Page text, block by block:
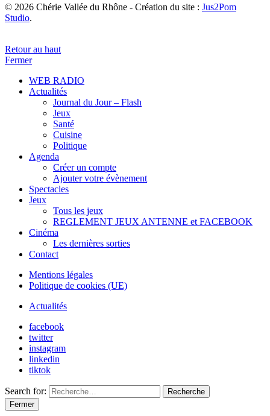
© 2026 Chérie Vallée du Rhône - Création du site : Jus2Pom
Studio.
Retour au haut
Fermer
WEB RADIO
Actualités
Journal du Jour – Flash
Jeux
Santé
Cuisine
Politique
Agenda
Créer un compte
Ajouter votre évènement
Spectacles
Jeux
Tous les jeux
REGLEMENT JEUX ANTENNE et FACEBOOK
Cinéma
Les dernières sorties
Contact
Mentions légales
Politique de cookies (UE)
Actualités
facebook
twitter
instagram
linkedin
tiktok
Search for:
Recherche
Fermer